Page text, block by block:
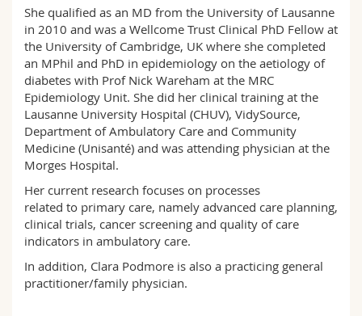
Interfacultaire
Doctorants
Programme des cours
MyUnifr
She qualified as an MD from the University of Lausanne
in 2010 and was a Wellcome Trust Clinical PhD Fellow at
the University of Cambridge, UK where she completed
an MPhil and PhD in epidemiology on the aetiology of
diabetes with Prof Nick Wareham at the MRC
Epidemiology Unit. She did her clinical training at the
Lausanne University Hospital (CHUV), VidySource,
Department of Ambulatory Care and Community
Medicine (Unisanté) and was attending physician at the
Morges Hospital.
Her current research focuses on processes
related to primary care, namely advanced care planning,
clinical trials, cancer screening and quality of care
indicators in ambulatory care.
In addition, Clara Podmore is also a practicing general
practitioner/family physician.